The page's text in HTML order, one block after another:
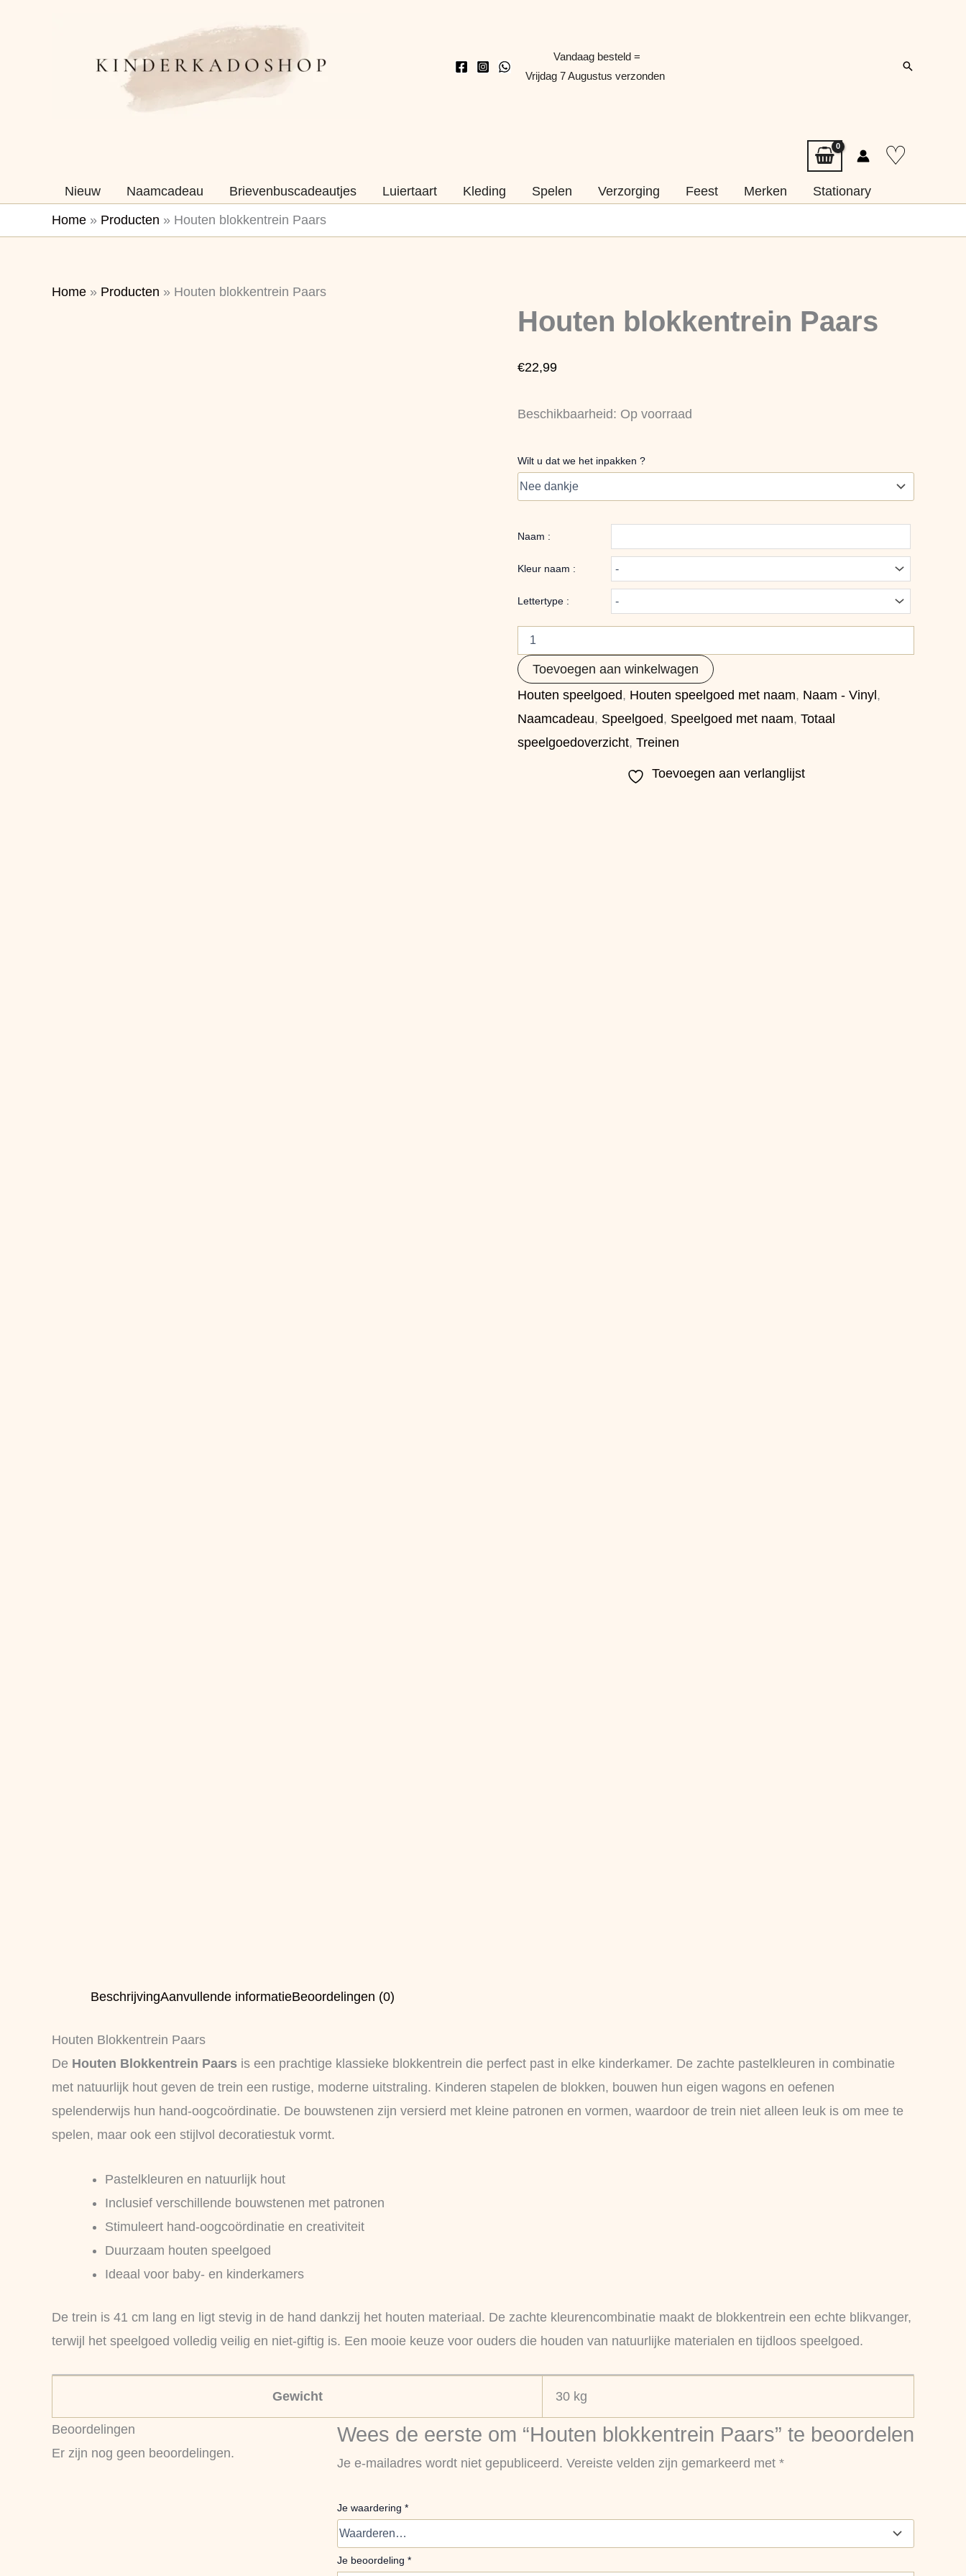
Vandaag besteld =
Vrijdag 7 Augustus verzonden
Zoeken
♡
Nieuw Naamcadeau Brievenbuscadeautjes Luiertaart Kleding Spelen Verzorging Feest Merken
Stationary
Home » Producten » Houten blokkentrein Paars
Home » Producten » Houten blokkentrein Paars
Houten blokkentrein Paars
€22,99
Beschikbaarheid: Op voorraad
Wilt u dat we het inpakken ?
Naam :
Kleur naam :
Lettertype :
Paars
aantal
Toevoegen aan winkelwagen
Houten speelgoed, Houten speelgoed met naam, Naam - Vinyl ,
Naamcadeau, Speelgoed, Speelgoed met naam, Totaal
speelgoedoverzicht, Treinen
Toevoegen aan verlanglijst
BeschrijvingAanvullende informatieBeoordelingen (0)
Houten Blokkentrein Paars
De Houten Blokkentrein Paars is een prachtige klassieke blokkentrein die perfect past in elke kinderkamer. De zachte pastelkleuren in combinatie
met natuurlijk hout geven de trein een rustige, moderne uitstraling. Kinderen stapelen de blokken, bouwen hun eigen wagons en oefenen
spelenderwijs hun hand‑oogcoördinatie. De bouwstenen zijn versierd met kleine patronen en vormen, waardoor de trein niet alleen leuk is om mee te
spelen, maar ook een stijlvol decoratiestuk vormt.
Pastelkleuren en natuurlijk hout
Inclusief verschillende bouwstenen met patronen
Stimuleert hand‑oogcoördinatie en creativiteit
Duurzaam houten speelgoed
Ideaal voor baby‑ en kinderkamers
De trein is 41 cm lang en ligt stevig in de hand dankzij het houten materiaal. De zachte kleurencombinatie maakt de blokkentrein een echte blikvanger,
terwijl het speelgoed volledig veilig en niet‑giftig is. Een mooie keuze voor ouders die houden van natuurlijke materialen en tijdloos speelgoed.
Gewicht 30 kg
Beoordelingen
Er zijn nog geen beoordelingen.
Wees de eerste om “Houten blokkentrein Paars” te beoordelen
Je e-mailadres wordt niet gepubliceerd. Vereiste velden zijn gemarkeerd met *
Je waardering *
Je beoordeling *